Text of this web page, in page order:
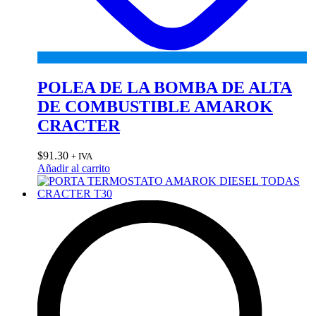
POLEA DE LA BOMBA DE ALTA
DE COMBUSTIBLE AMAROK
CRACTER
$91.30 + IVA
Añadir al carrito